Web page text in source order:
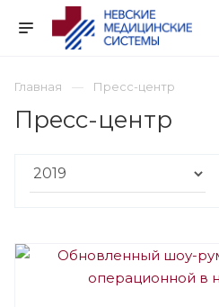
Главная Пресс-центр
Пресс-центр